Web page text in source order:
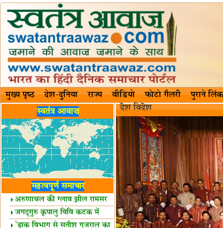
मुख्य पृष्ठ देश-दुनिया राज्य वीडियो फोटो गैलरी पुराने लिंक
स्वतंत्र आवाज़
महत्वपूर्ण समाचार
अरुणाचल की ग्लाव झील रामसर
स्थल घोषित
जगद्गुरु कृपालु विवि कटक में
शैक्षिक सत्र शुरू
'डाक विभाग से सतीश गुजराल का
दॆश‍ विदॆश‌